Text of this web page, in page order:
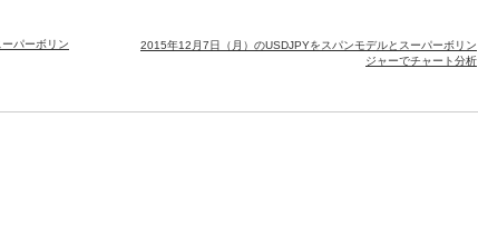
パーボリン
2015年12月7日（月）のUSDJPYをスパンモデルとスーパーボリン
ジャーでチャート分析